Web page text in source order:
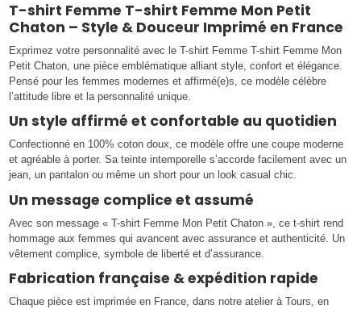
T-shirt Femme T-shirt Femme Mon Petit
Chaton – Style & Douceur Imprimé en France
Exprimez votre personnalité avec le T-shirt Femme T-shirt Femme Mon
Petit Chaton, une pièce emblématique alliant style, confort et élégance.
Pensé pour les femmes modernes et affirmé(e)s, ce modèle célèbre
l’attitude libre et la personnalité unique.
Un style affirmé et confortable au quotidien
Confectionné en 100% coton doux, ce modèle offre une coupe moderne
et agréable à porter. Sa teinte intemporelle s’accorde facilement avec un
jean, un pantalon ou même un short pour un look casual chic.
Un message complice et assumé
Avec son message « T-shirt Femme Mon Petit Chaton », ce t-shirt rend
hommage aux femmes qui avancent avec assurance et authenticité. Un
vêtement complice, symbole de liberté et d’assurance.
Fabrication française & expédition rapide
Chaque pièce est imprimée en France, dans notre atelier à Tours, en